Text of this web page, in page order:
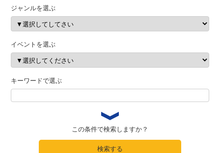
ジャンルを選ぶ
イベントを選ぶ
キーワードで選ぶ
この条件で検索しますか？
検索する